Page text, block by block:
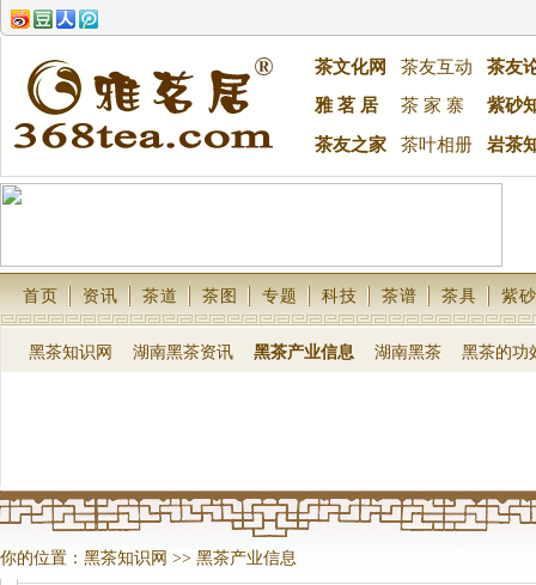
茶文化网 茶友互动
茶友
雅 茗 居
茶 家 寨 紫砂
茶友之家 茶叶相册 岩茶
首页 资讯 茶道 茶图 专题 科技 茶谱 茶具 紫砂
黑茶知识网 湖南黑茶资讯 黑茶产业信息 湖南黑茶 黑茶的功
你的位置： 黑茶知识网 >> 黑茶产业信息